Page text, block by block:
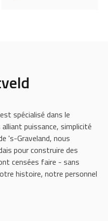
spécialisé dans le
puissance, simplicité
's-Graveland, nous
pour construire des
censées faire - sans
histoire, notre personnel